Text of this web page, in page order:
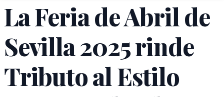
La Feria de Abril de
Sevilla 2025 rinde
Tributo al Estilo